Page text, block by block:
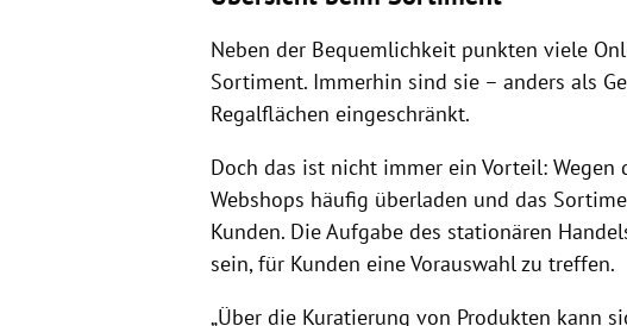
Neben der Bequemlichkeit punkten viele
Sortiment. Immerhin sind sie – anders als
Regalflächen eingeschränkt.
Doch das ist nicht immer ein Vorteil:
Webshops häufig überladen und das
Kunden. Die Aufgabe des stationären
sein, für Kunden eine Vorauswahl zu treffen.
„Über die Kuratierung von Produkten kann